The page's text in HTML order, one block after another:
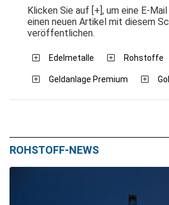
Klicken Sie auf [+], um eine E-
einen neuen Artikel mit diesem
veröffentlichen.
Edelmetalle Rohstoffe
Geldanlage Premium
ROHSTOFF-NEWS